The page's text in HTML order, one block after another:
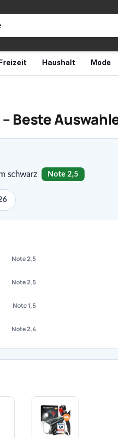
Haushalt Mode
Beste
schwarz Note 2,5
Note 2,5
Note 2,5
Note 1,5
Note 2,4